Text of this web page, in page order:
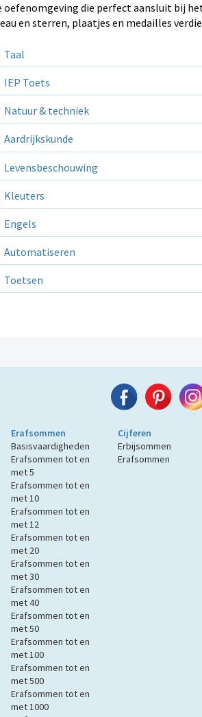
die perfect aansluit bij
en sterren, plaatjes en medailles
Taal
IEP Toets
Natuur & techniek
Aardrijkskunde
Levensbeschouwing
Kleuters
Engels
Automatiseren
Toetsen
Erafsommen
Basisvaardigheden
Erafsommen tot en
met 5
Erafsommen tot en
met 10
Erafsommen tot en
met 12
Erafsommen tot en
met 20
Erafsommen tot en
met 30
Erafsommen tot en
met 40
Erafsommen tot en
met 50
Erafsommen tot en
met 100
Erafsommen tot en
met 500
Erafsommen tot en
met 1000
Cijferen
Erbijsommen
Erafsommen